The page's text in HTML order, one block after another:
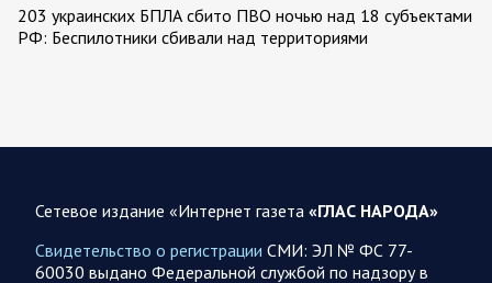
203 украинских БПЛА сбито ПВО ночью над 18 субъектами
РФ: Беспилотники сбивали над территориями
07.08.2026 07:48
Спецоперация
За прошедшие сутки Минобороны России сообщило о
Ночью сообщалось о работе ПВО в…
Сетевое издание «Интернет газета «ГЛАС НАРОДА»
Свидетельство о регистрации СМИ: ЭЛ № ФС 77-
60030 выдано Федеральной службой по надзору в